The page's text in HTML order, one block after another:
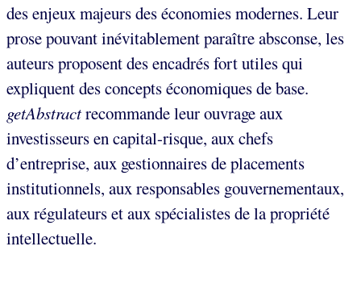
des enjeux majeurs des économies modernes. Leur
prose pouvant inévitablement paraître absconse, les
auteurs proposent des encadrés fort utiles qui
expliquent des concepts économiques de base.
getAbstractrecommande leur ouvrage aux
investisseurs en capital-risque, aux chefs
d’entreprise, aux gestionnaires de placements
institutionnels, aux responsables gouvernementaux,
aux régulateurs et aux spécialistes de la propriété
intellectuelle.